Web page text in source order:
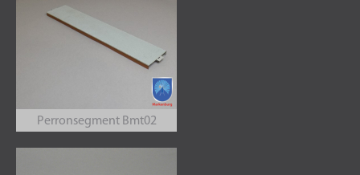
Perronsegment Bmt02